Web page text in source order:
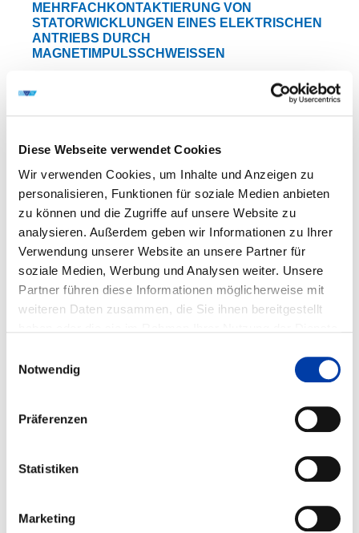
Diese Webseite verwendet Cookies
Wir verwenden Cookies, um Inhalte und Anzeigen zu
personalisieren, Funktionen für soziale Medien anbieten
zu können und die Zugriffe auf unsere Website zu
analysieren. Außerdem geben wir Informationen zu Ihrer
Verwendung unserer Website an unsere Partner für
soziale Medien, Werbung und Analysen weiter. Unsere
Partner führen diese Informationen möglicherweise mit
weiteren Daten zusammen, die Sie ihnen bereitgestellt
Notwendig
Präferenzen
Statistiken
Marketing
MEHRFACHKONTAKTIERUNG VON
STATORWICKLUNGEN EINES ELEKTRISCHEN
ANTRIEBS DURCH
MAGNETIMPULSSCHWEISSEN
DVS-Nr.: 05.3831 /
Laufzeit: 01.12.2024 - 30.11.2026
WEITERE INFORMATIONEN
FA 05 VORHABEN
PROZESSRELEVANTER MESSGRÖSSEN